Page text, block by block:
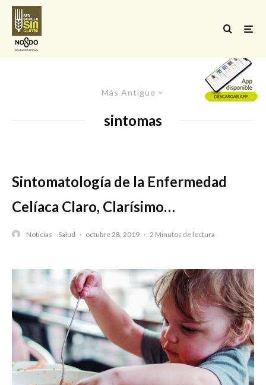
Más Antiguo
sintomas
Sintomatología de la Enfermedad
Celíaca Claro, Clarísimo…
Noticias Salud · octubre 28, 2019 · 2 Minutos de lectura